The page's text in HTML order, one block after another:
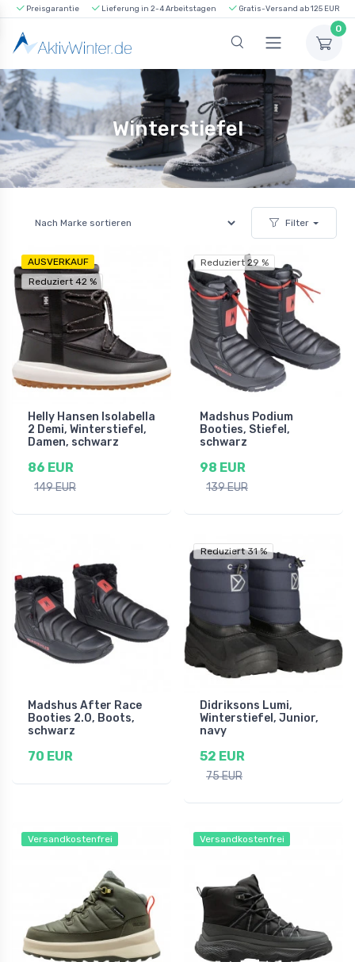
Preisgarantie Lieferung in 2-4 Arbeitstagen Gratis-Versand ab 125 EUR
0
Winterstiefel
Filter
AUSVERKAUF
Reduziert 42 %
Helly Hansen Isolabella
2 Demi, Winterstiefel,
Damen, schwarz
86 EUR
149 EUR
Reduziert 29 %
Madshus Podium
Booties, Stiefel,
schwarz
98 EUR
139 EUR
Madshus After Race
Booties 2.0, Boots,
schwarz
70 EUR
Reduziert 31 %
Didriksons Lumi,
Winterstiefel, Junior,
navy
52 EUR
75 EUR
Versandkostenfrei Versandkostenfrei